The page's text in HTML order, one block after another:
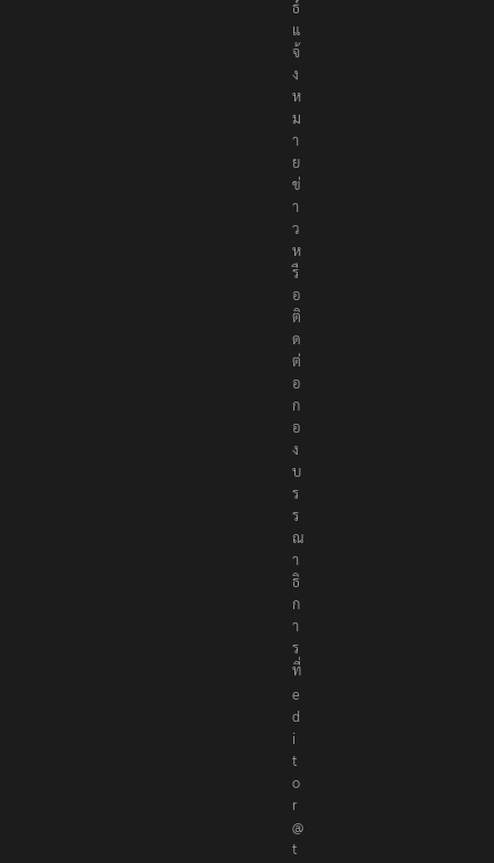
พั
น
ธ์
แ
จ้
ง
ห
ม
า
ย
ข่
า
ว
ห
รื
อ
ติ
ด
ต่
อ
ก
อ
ง
บ
ร
ร
ณ
า
ธิ
ก
า
ร
ที่
e
d
i
t
o
r